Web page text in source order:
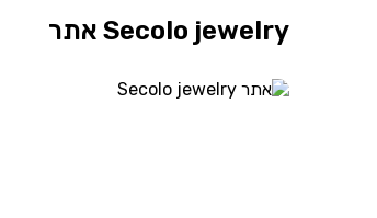
אתר Secolo jewelry